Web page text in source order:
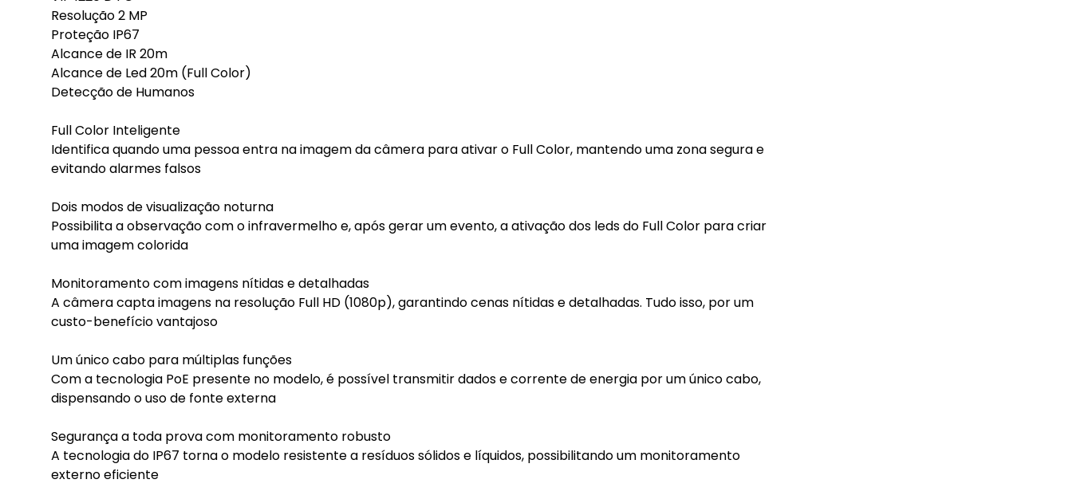
Resolução 2 MP
Proteção IP67
Alcance de IR 20m
Alcance de Led 20m (Full Color)
Detecção de Humanos
Full Color Inteligente
Identifica quando uma pessoa entra na imagem da câmera para ativar o Full Color, mantendo uma zona segura e
evitando alarmes falsos
Dois modos de visualização noturna
Possibilita a observação com o infravermelho e, após gerar um evento, a ativação dos leds do Full Color para criar
uma imagem colorida
Monitoramento com imagens nítidas e detalhadas
A câmera capta imagens na resolução Full HD (1080p), garantindo cenas nítidas e detalhadas. Tudo isso, por um
custo-benefício vantajoso
Um único cabo para múltiplas funções
Com a tecnologia PoE presente no modelo, é possível transmitir dados e corrente de energia por um único cabo,
dispensando o uso de fonte externa
Segurança a toda prova com monitoramento robusto
A tecnologia do IP67 torna o modelo resistente a resíduos sólidos e líquidos, possibilitando um monitoramento
externo eficiente